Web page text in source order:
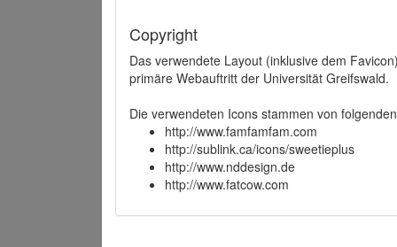
Copyright
Das verwendete Layout (inklusive dem
primäre Webauftritt der Universität Greifswald.
Die verwendeten Icons stammen von
http://www.famfamfam.com
http://sublink.ca/icons/sweetieplus
http://www.nddesign.de
http://www.fatcow.com